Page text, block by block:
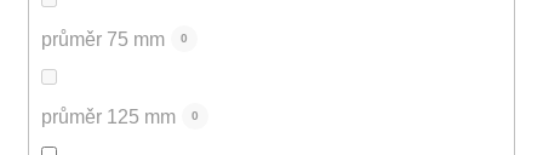
průměr 75 mm 0
průměr 125 mm 0